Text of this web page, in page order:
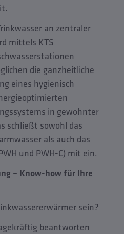
an zentraler
mittels KTS
die ganzheitliche
eines hygienisch
in gewohnter
schließt sowohl das
als auch das
und PWH-C) mit ein.
– Know-how für Ihre
sein?
beantworten